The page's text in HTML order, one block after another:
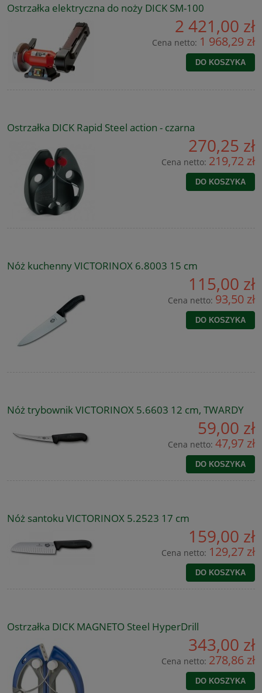
Ostrzałka elektryczna do noży DICK SM-100
2 421,00 zł
Cena netto: 1 968,29 zł
DO KOSZYKA
Ostrzałka DICK Rapid Steel action - czarna
270,25 zł
Cena netto: 219,72 zł
DO KOSZYKA
Nóż kuchenny VICTORINOX 6.8003 15 cm
115,00 zł
Cena netto: 93,50 zł
DO KOSZYKA
Nóż trybownik VICTORINOX 5.6603 12 cm, TWARDY
59,00 zł
Cena netto: 47,97 zł
DO KOSZYKA
Nóż santoku VICTORINOX 5.2523 17 cm
159,00 zł
Cena netto: 129,27 zł
DO KOSZYKA
Ostrzałka DICK MAGNETO Steel HyperDrill
343,00 zł
Cena netto: 278,86 zł
DO KOSZYKA